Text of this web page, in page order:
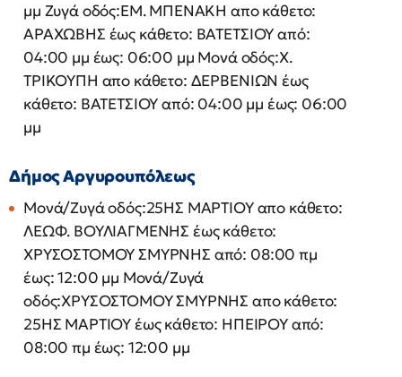
μμ Ζυγά οδός:ΕΜ. ΜΠΕΝΑΚΗ απο κάθετο:
ΑΡΑΧΩΒΗΣ έως κάθετο: ΒΑΤΕΤΣΙΟΥ από:
04:00 μμ έως: 06:00 μμ Μονά οδός:Χ.
ΤΡΙΚΟΥΠΗ απο κάθετο: ΔΕΡΒΕΝΙΩΝ έως
κάθετο: ΒΑΤΕΤΣΙΟΥ από: 04:00 μμ έως: 06:00
μμ
Δήμος Αργυρουπόλεως
Μονά/Ζυγά οδός:25ΗΣ ΜΑΡΤΙΟΥ απο κάθετο:
ΛΕΩΦ. ΒΟΥΛΙΑΓΜΕΝΗΣ έως κάθετο:
ΧΡΥΣΟΣΤΟΜΟΥ ΣΜΥΡΝΗΣ από: 08:00 πμ
έως: 12:00 μμ Μονά/Ζυγά
οδός:ΧΡΥΣΟΣΤΟΜΟΥ ΣΜΥΡΝΗΣ απο κάθετο:
25ΗΣ ΜΑΡΤΙΟΥ έως κάθετο: ΗΠΕΙΡΟΥ από:
08:00 πμ έως: 12:00 μμ